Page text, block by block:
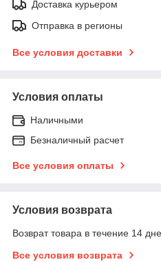
Доставка курьером
Отправка в регионы
Все условия доставки
Условия оплаты
Наличными
Безналичный расчет
Все условия оплаты
Условия возврата
Возврат товара в течение 14
Все условия возврата